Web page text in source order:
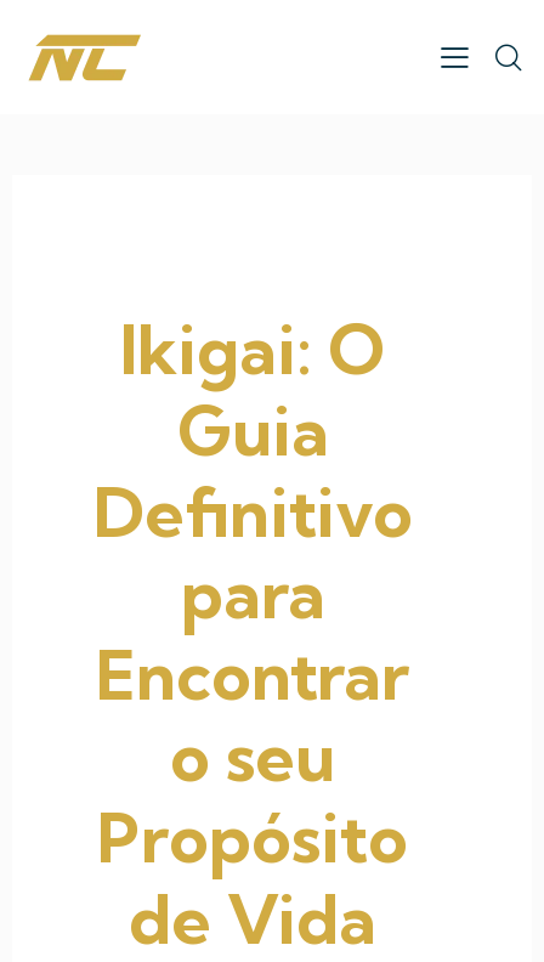
Ikigai: O
Guia
Definitivo
para
Encontrar
o seu
Propósito
de Vida